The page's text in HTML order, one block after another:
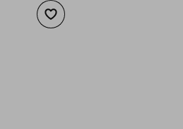
Добави към списъка с